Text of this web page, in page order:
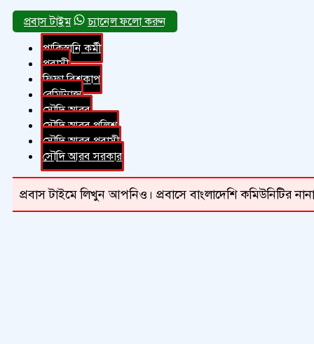
চ্যানেল ফলো করুন
পাকিস্তানি কর্মী
প্রবাসী
ফিফা বিশ্বকাপ
রেমিট্যান্স
সৌদি আরব
সৌদি আরব পুলিশ
সৌদি আরব প্রবাসী
সৌদি আরব সরকার
প্রবাস টাইমে লিখুন আপনিও। প্রবাসে বাংলাদেশি কমিউনিটির